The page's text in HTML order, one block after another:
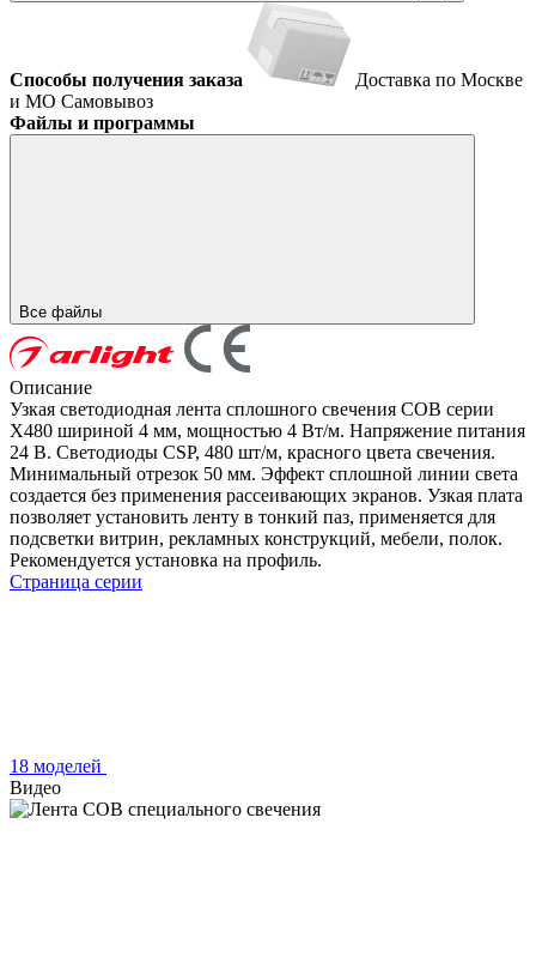
Способы получения заказа
Доставка по Москве
и МО Самовывоз
Файлы и программы
Все файлы
Описание
Узкая светодиодная лента сплошного свечения COB серии
X480 шириной 4 мм, мощностью 4 Вт/м. Напряжение питания
24 В. Светодиоды CSP, 480 шт/м, красного цвета свечения.
Минимальный отрезок 50 мм. Эффект сплошной линии света
создается без применения рассеивающих экранов. Узкая плата
позволяет установить ленту в тонкий паз, применяется для
подсветки витрин, рекламных конструкций, мебели, полок.
Рекомендуется установка на профиль.
Страница серии
18 моделей
Видео